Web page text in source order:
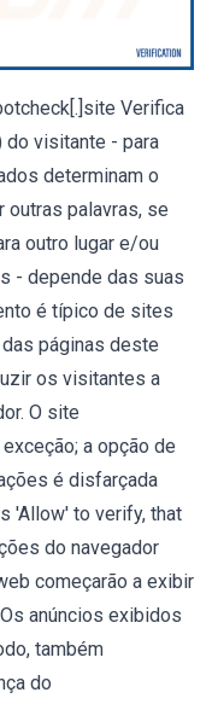
Verifica
visitante - para
determinam o
palavras, se
outro lugar e/ou
- depende das suas
é típico de sites
páginas deste
os visitantes a
O site
a opção de
é disfarçada
'Allow' to verify, that
do navegador
começarão a exibir
anúncios exibidos
também
do